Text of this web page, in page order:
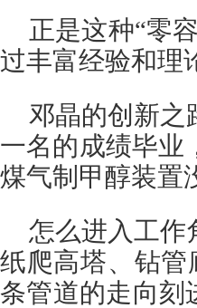
正是这种“零
过丰富经验和理
邓晶的创新之
一名的成绩毕业
煤气制甲醇装置
怎么进入工作
纸爬高塔、钻管
条管道的走向刻